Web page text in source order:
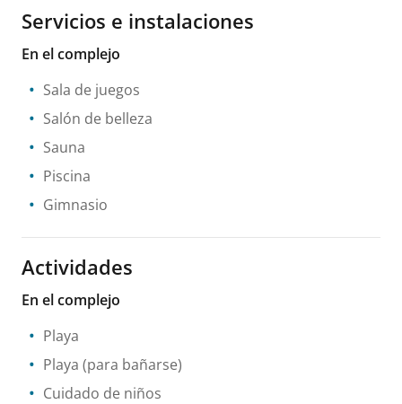
Servicios e instalaciones
En el complejo
Sala de juegos
Salón de belleza
Sauna
Piscina
Gimnasio
Actividades
En el complejo
Playa
Playa (para bañarse)
Cuidado de niños